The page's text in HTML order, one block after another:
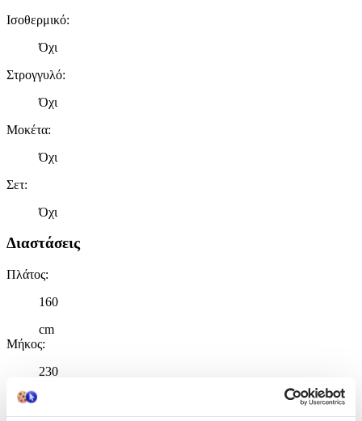
Ισοθερμικό:
Όχι
Στρογγυλό:
Όχι
Μοκέτα:
Όχι
Σετ:
Όχι
Διαστάσεις
Πλάτος:
160
cm
Μήκος:
230